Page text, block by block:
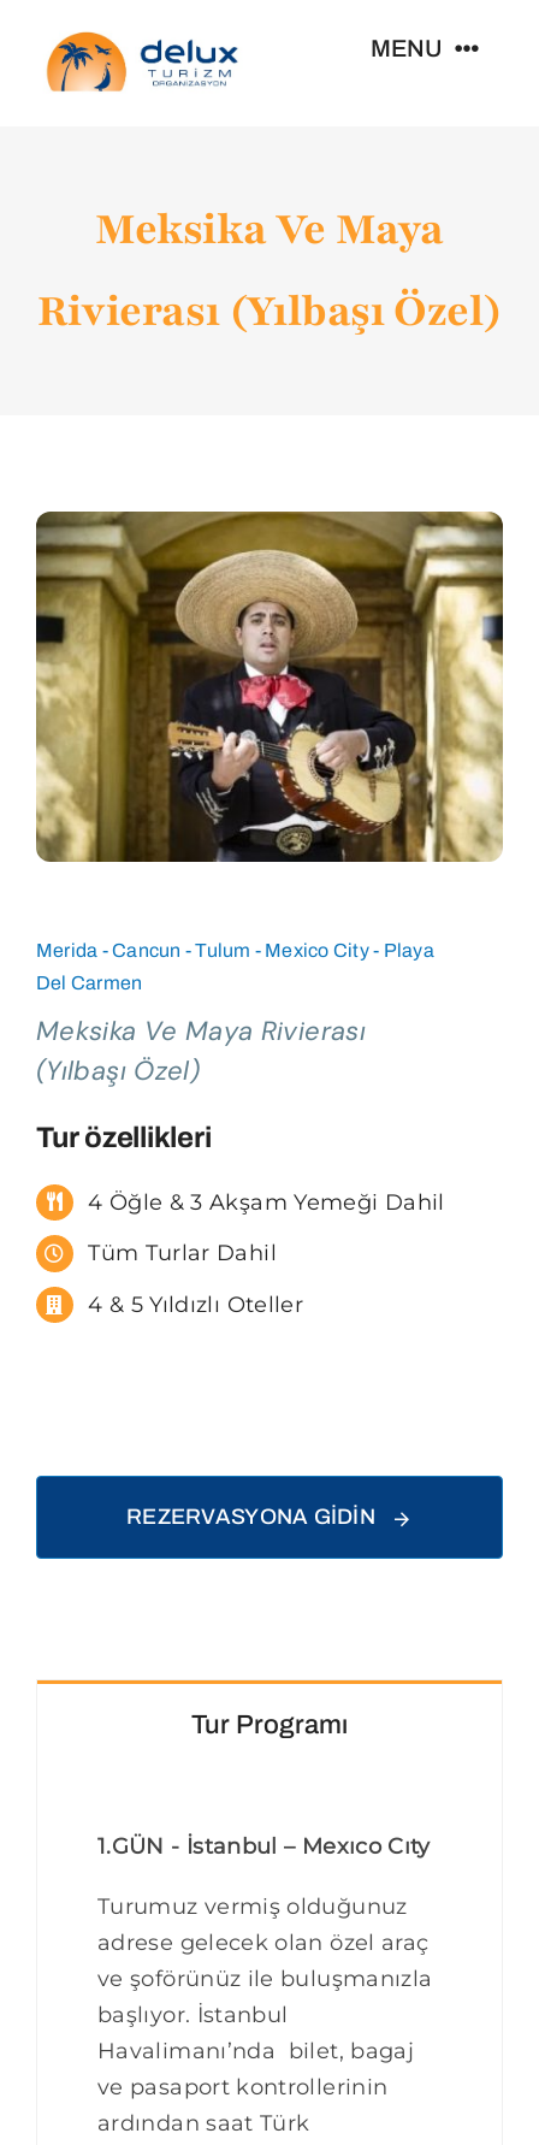
content
MENU
Size Özel Gruplar
Seyahat Rotaları
Blog
Meksika Ve Maya
Rivierası (Yılbaşı Özel)
Merida - Cancun - Tulum - Mexico City - Playa
Del Carmen
Meksika Ve Maya Rivierası
(Yılbaşı Özel)
Tur özellikleri
4 Öğle & 3 Akşam Yemeği Dahil
Tüm Turlar Dahil
4 & 5 Yıldızlı Oteller
REZERVASYONA GİDİN
Tur Programı
1.GÜN - İstanbul – Mexıco Cıty
Turumuz vermiş olduğunuz
adrese gelecek olan özel araç
ve şoförünüz ile buluşmanızla
başlıyor. İstanbul
Havalimanı’nda bilet, bagaj
ve pasaport kontrollerinin
ardından saat Türk